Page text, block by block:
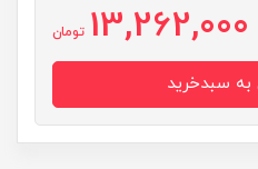
13,262,000 تومان